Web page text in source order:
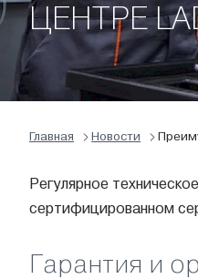
ЦЕНТРЕ
Главная Новости
Регулярное
сертифицированном
Гарантия и